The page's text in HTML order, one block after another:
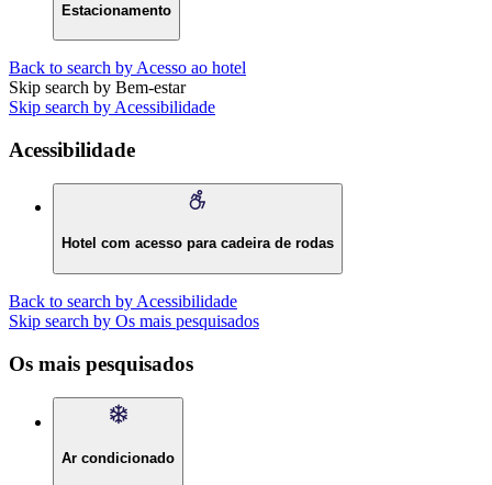
Estacionamento
Back to search by Acesso ao hotel
Skip search by Bem-estar
Skip search by Acessibilidade
Acessibilidade
Hotel com acesso para cadeira de rodas
Back to search by Acessibilidade
Skip search by Os mais pesquisados
Os mais pesquisados
Ar condicionado